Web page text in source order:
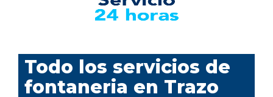
Todo los servicios de
fontaneria en Trazo